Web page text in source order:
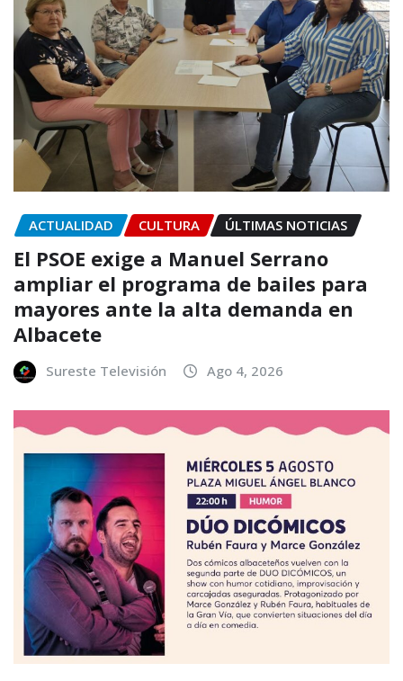
ACTUALIDAD CULTURA ÚLTIMAS NOTICIAS
El PSOE exige a Manuel Serrano
ampliar el programa de bailes para
mayores ante la alta demanda en
Albacete
Sureste Televisión Ago 4, 2026